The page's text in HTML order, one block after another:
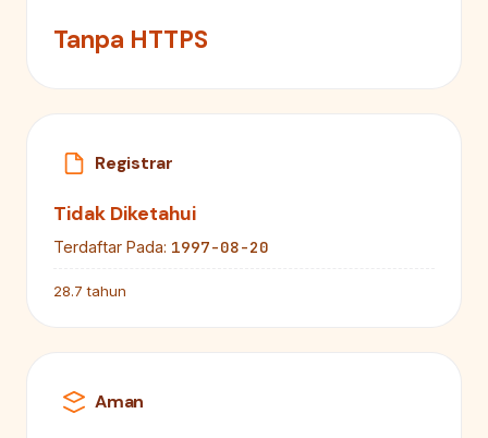
Tanpa HTTPS
Registrar
Tidak Diketahui
Terdaftar Pada: 1997-08-20
28.7 tahun
Aman